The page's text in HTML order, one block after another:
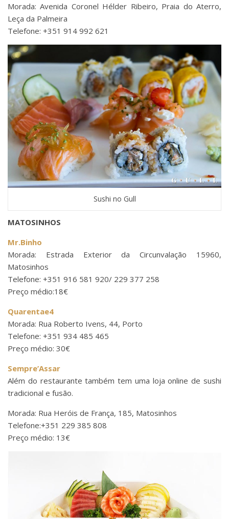
Morada: Avenida Coronel Hélder Ribeiro, Praia do Aterro,
Leça da Palmeira
Telefone: +351 914 992 621
Sushi no Gull
MATOSINHOS
Mr.Binho
Morada: Estrada Exterior da Circunvalação 15960,
Matosinhos
Telefone: +351 916 581 920/ 229 377 258
Preço médio:18€
Quarentae4
Morada: Rua Roberto Ivens, 44, Porto
Telefone: +351 934 485 465
Preço médio: 30€
Sempre’Assar
Além do restaurante também tem uma loja online de sushi
tradicional e fusão.
Morada: Rua Heróis de França, 185, Matosinhos
Telefone:+351 229 385 808
Preço médio: 13€